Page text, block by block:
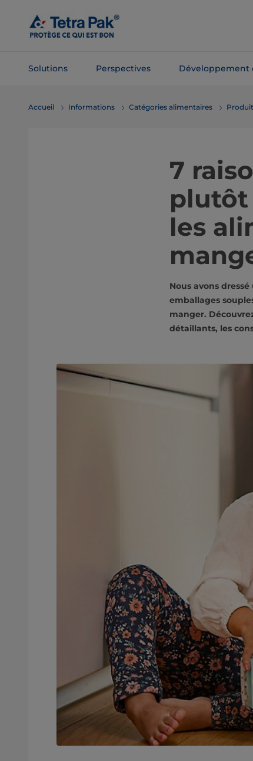
contenu
Solutions Perspectives Développement
navigation
Accueil Informations Catégories alimentaires
7
plutôt
les
Nous avons
emballages
manger.
détaillants, les